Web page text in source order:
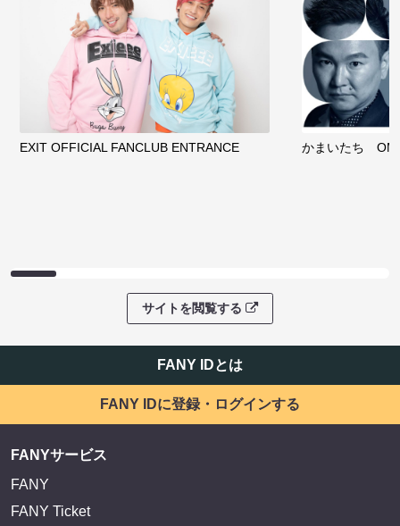
EXIT OFFICIAL FANCLUB ENTRANCE かまいたち
サイトを閲覧する
FANY IDとは
FANY IDに登録・ログインする
FANYサービス
FANY
FANY Ticket